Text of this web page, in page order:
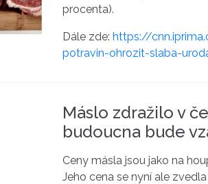
procenta).
Dále zde: https://
potravin-ohrozit-slaba-
Máslo zdražilo v
budoucna bude
Ceny másla jsou jako na
Jeho cena se nyní ale